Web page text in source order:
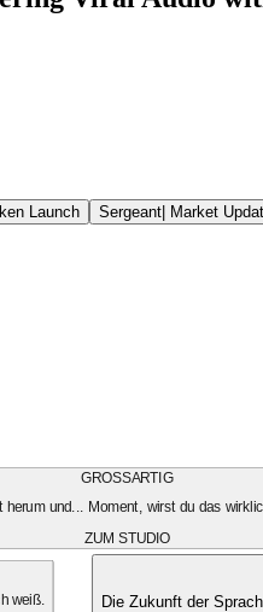
Launch Sergeant| Market
GROSSARTIG
und... Moment, wirst du das
ZUM STUDIO
weiß.
Die Zukunft der